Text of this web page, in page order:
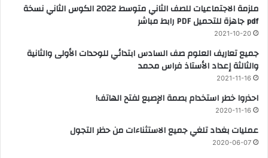
ملزمة الاجتماعيات للصف الثاني متوسط 2022 الكوس الثاني نسخة
pdf جاهزة للتحميل PDF رابط مباشر
2021-10-20
جميع تعاريف العلوم صف السادس ابتدائي للوحدات الأولى والثانية
والثالثة إعداد الأستاذ فراس محمد
2021-11-16
احذروا خطر استخدام بصمة الإصبع لفتح الهاتف!
2020-11-16
عمليات بغداد تلغي جميع الاستثناءات من حظر التجول
2020-06-07